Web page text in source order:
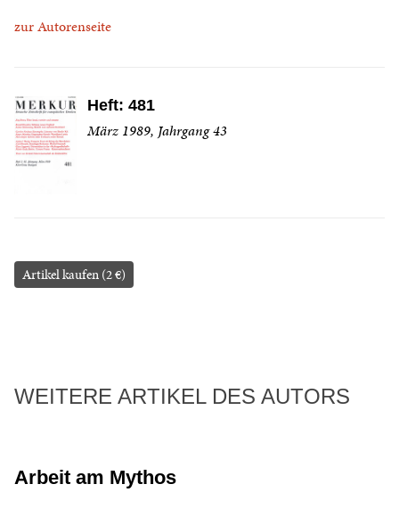
zur Autorenseite
Heft: 481
März 1989, Jahrgang 43
Artikel kaufen (2 €)
WEITERE ARTIKEL DES AUTORS
Arbeit am Mythos